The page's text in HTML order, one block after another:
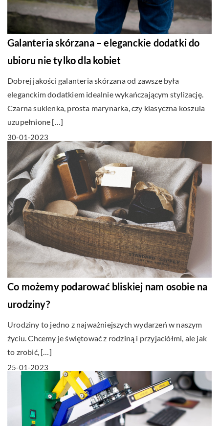
Galanteria skórzana – eleganckie dodatki do
ubioru nie tylko dla kobiet
Dobrej jakości galanteria skórzana od zawsze była
eleganckim dodatkiem idealnie wykańczającym stylizację.
Czarna sukienka, prosta marynarka, czy klasyczna koszula
uzupełnione […]
30-01-2023
Co możemy podarować bliskiej nam osobie na
urodziny?
Urodziny to jedno z najważniejszych wydarzeń w naszym
życiu. Chcemy je świętować z rodziną i przyjaciółmi, ale jak
to zrobić, […]
25-01-2023